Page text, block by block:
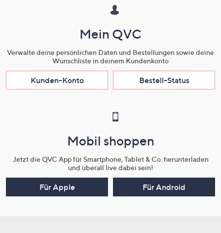
Mein QVC
Verwalte deine persönlichen Daten und Bestellungen sowie deine
Wunschliste in deinem Kundenkonto
Kunden-Konto Bestell-Status
Mobil shoppen
Jetzt die QVC App für Smartphone, Tablet & Co. herunterladen
und überall live dabei sein!
Für Apple Für Android